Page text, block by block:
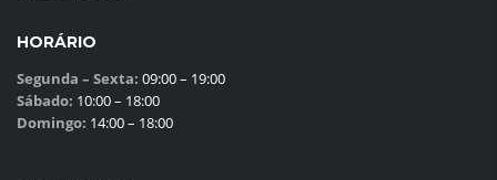
HORÁRIO
Segunda – Sexta: 09:00 – 19:00
Sábado: 10:00 – 18:00
Domingo: 14:00 – 18:00